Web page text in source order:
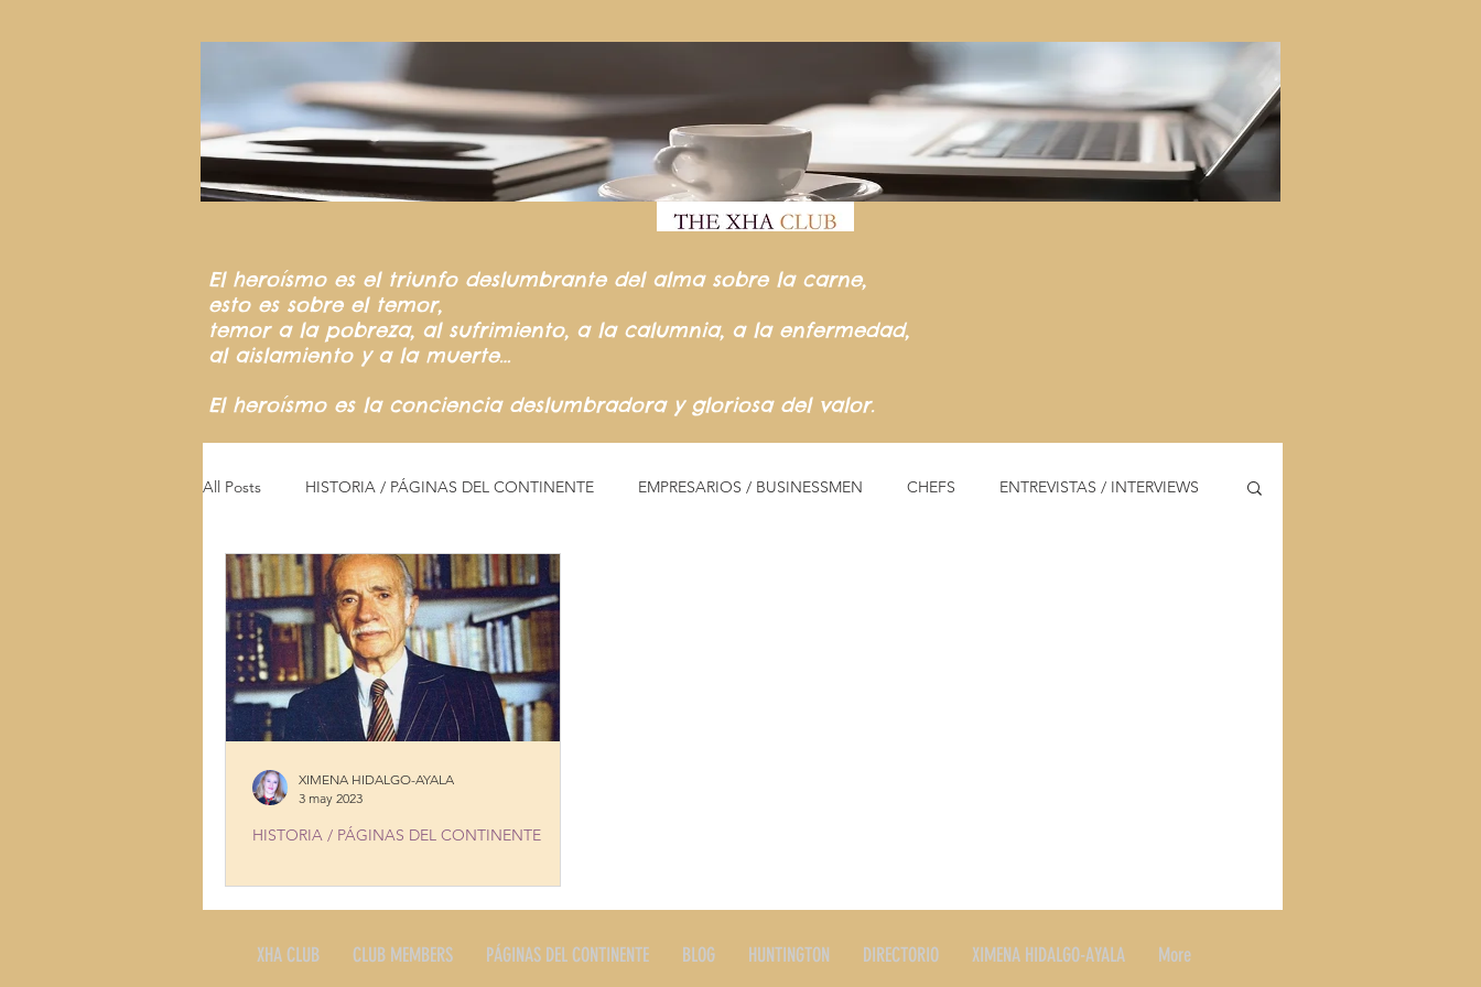
El heroísmo es el triunfo deslumbrante del alma sobre la carne,
esto es sobre el temor,
temor a la pobreza, al sufrimiento, a la calumnia, a la enfermedad,
al aislamiento y a la muerte…
El heroísmo es la conciencia deslumbradora y gloriosa del valor.
All Posts HISTORIA / PÁGINAS DEL CONTINENTE EMPRESARIOS / BUSINESSMEN CHEFS ENTREVISTAS / INTERVIEWS
LUGARES MÚSICA MUJERES
TALENTOS COCINA CON HISTORIA
HISTORIA / PÁGINAS DEL CONTINENTE
XIMENA HIDALGO-AYALA
3 may 2023
XHA CLUB CLUB MEMBERS PÁGINAS DEL CONTINENTE BLOG HUNTINGTON DIRECTORIO XIMENA HIDALGO-AYALA More